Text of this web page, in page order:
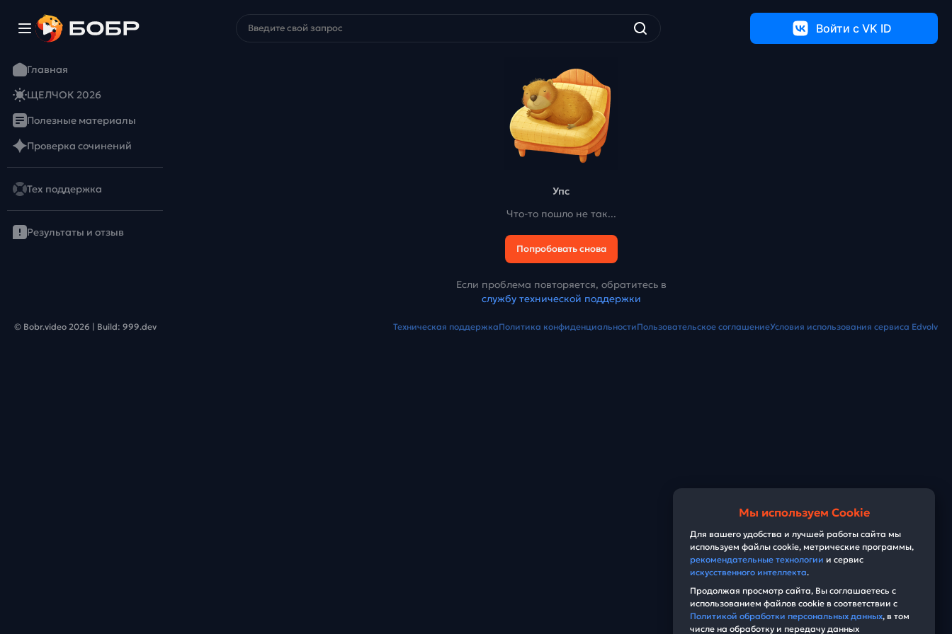
Войти c VK ID
Главная
ЩЕЛЧОК 2026
Полезные материалы
Проверка сочинений
Тех поддержка
Результаты и отзыв
Упс
Что-то пошло не так...
Попробовать снова
Если проблема повторяется, обратитесь в
службу технической поддержки
© Bobr.video 2026 | Build: 999.dev Техническая поддержкаПолитика конфиденциальностиПользовательское соглашениеУсловия использования сервиса Edvolv
Мы используем Cookie
Для вашего удобства и лучшей работы сайта мы
используем файлы cookie, метрические программы,
рекомендательные технологии и сервис
искусственного интеллекта.
Продолжая просмотр сайта, Вы соглашаетесь с
использованием файлов cookie в соответствии с
Политикой обработки персональных данных, в том
числе на обработку и передачу данных